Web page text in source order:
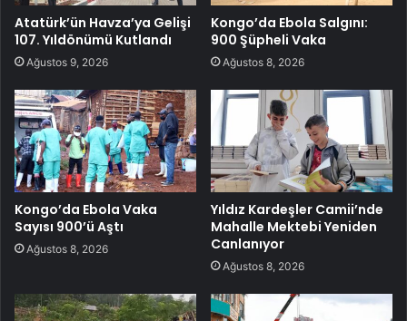
Atatürk’ün Havza’ya Gelişi
107. Yıldönümü Kutlandı
Ağustos 9, 2026
Kongo’da Ebola Salgını:
900 Şüpheli Vaka
Ağustos 8, 2026
Kongo’da Ebola Vaka
Sayısı 900’ü Aştı
Ağustos 8, 2026
Yıldız Kardeşler Camii’nde
Mahalle Mektebi Yeniden
Canlanıyor
Ağustos 8, 2026